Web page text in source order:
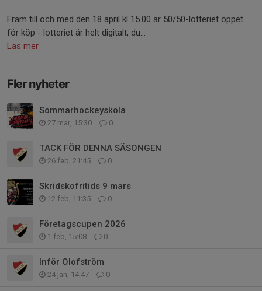
Fram till och med den 18 april kl 15.00 är 50/50-lotteriet öppet
för köp - lotteriet är helt digitalt, du...
Läs mer
Fler nyheter
Sommarhockeyskola
27 mar, 15:30 0
TACK FÖR DENNA SÄSONGEN
26 feb, 21:45 0
Skridskofritids 9 mars
12 feb, 11:35 0
Företagscupen 2026
1 feb, 15:08 0
Inför Olofström
24 jan, 14:47 0